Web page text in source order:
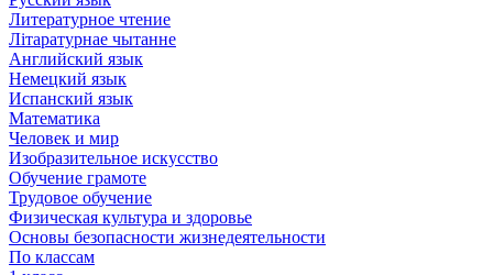
Литературное чтение
Літаратурнае чытанне
Английский язык
Немецкий язык
Испанский язык
Математика
Человек и мир
Изобразительное искусство
Обучение грамоте
Трудовое обучение
Физическая культура и здоровье
Основы безопасности жизнедеятельности
По классам